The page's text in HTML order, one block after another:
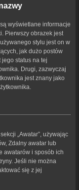
wyświetlane informacje
Pierwszy obrazek jest
stylu jest on w
jak dużo postów
status na tej
Drugi, zazwyczaj
jest znany jako
„Awatar”, używając
Zdalny awatar lub
awatarów i sposób ich
Jeśli nie można
się z jej